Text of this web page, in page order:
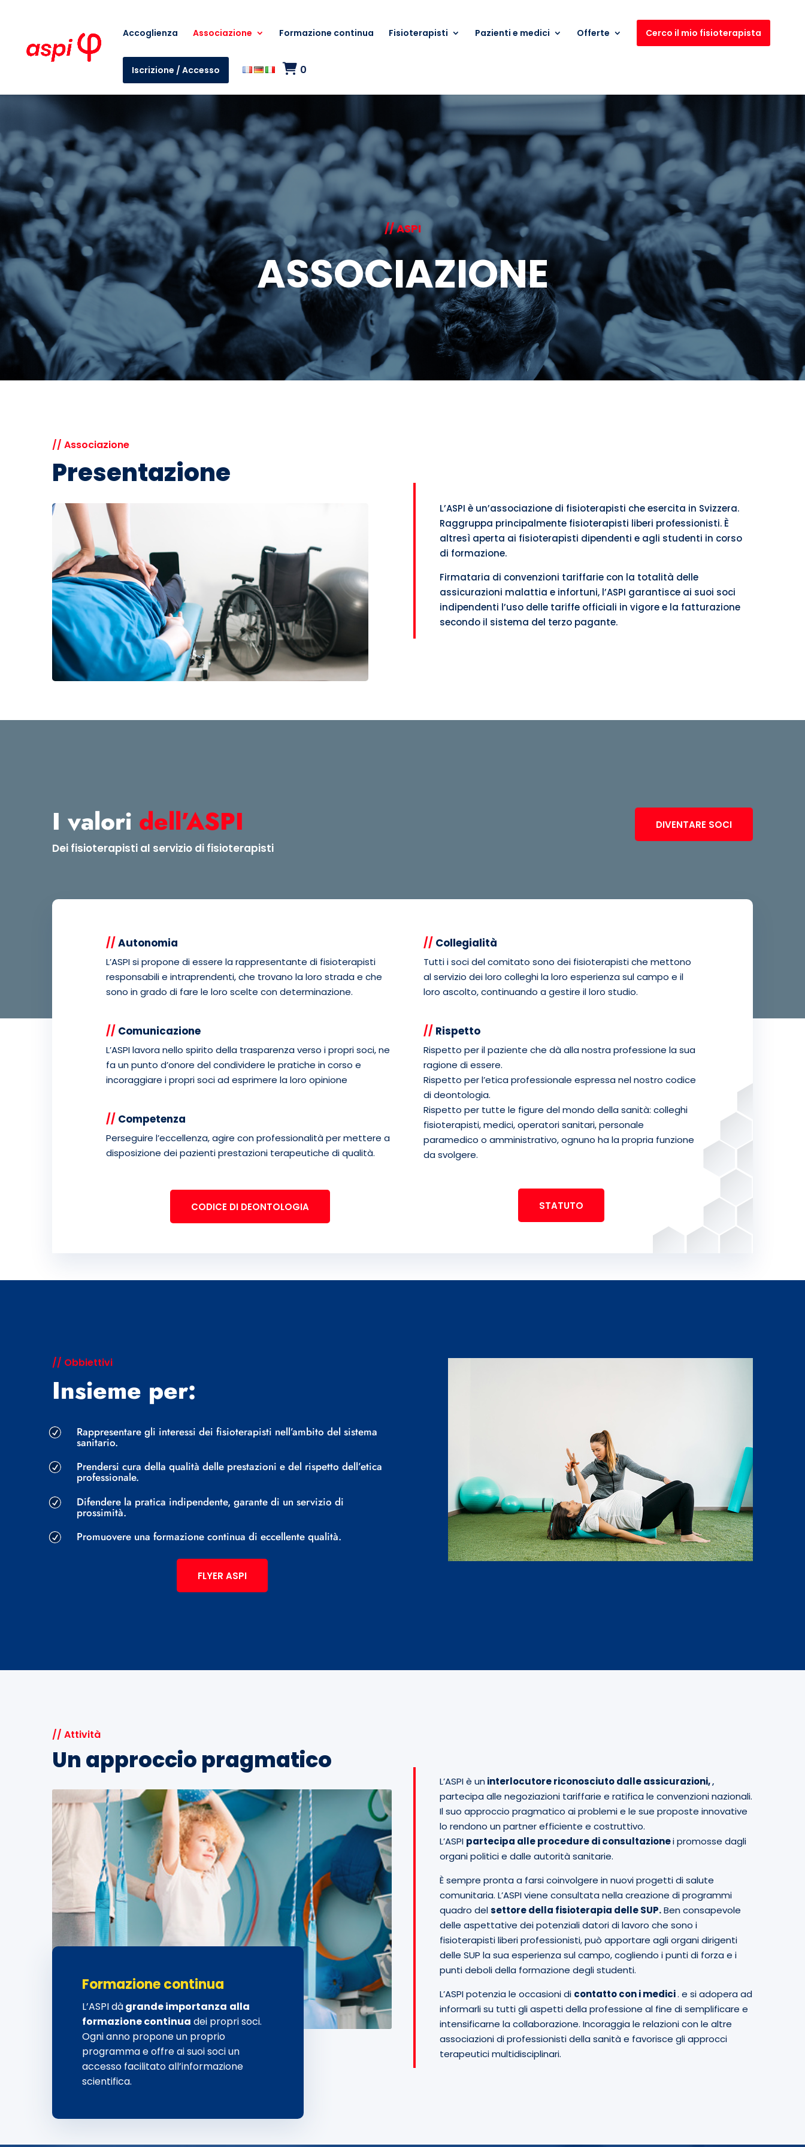
Accoglienza Associazione Formazione continua Fisioterapisti Pazienti e medici Offerte Cerco il mio fisioterapista
Iscrizione / Accesso 0
// ASPI
ASSOCIAZIONE
// Associazione
Presentazione
L’ASPI è un’associazione di fisioterapisti che esercita in Svizzera.
Raggruppa principalmente fisioterapisti liberi professionisti. È
altresì aperta ai fisioterapisti dipendenti e agli studenti in corso
di formazione.
Firmataria di convenzioni tariffarie con la totalità delle
assicurazioni malattia e infortuni, l’ASPI garantisce ai suoi soci
indipendenti l’uso delle tariffe officiali in vigore e la fatturazione
secondo il sistema del terzo pagante.
I valori dell’ASPI
Dei fisioterapisti al servizio di fisioterapisti
DIVENTARE SOCI
// Autonomia
L’ASPI si propone di essere la rappresentante di fisioterapisti
responsabili e intraprendenti, che trovano la loro strada e che
sono in grado di fare le loro scelte con determinazione.
// Comunicazione
L’ASPI lavora nello spirito della trasparenza verso i propri soci, ne
fa un punto d’onore del condividere le pratiche in corso e
incoraggiare i propri soci ad esprimere la loro opinione
// Competenza
Perseguire l’eccellenza, agire con professionalità per mettere a
disposizione dei pazienti prestazioni terapeutiche di qualità.
CODICE DI DEONTOLOGIA
// Collegialità
Tutti i soci del comitato sono dei fisioterapisti che mettono
al servizio dei loro colleghi la loro esperienza sul campo e il
loro ascolto, continuando a gestire il loro studio.
// Rispetto
Rispetto per il paziente che dà alla nostra professione la sua
ragione di essere.
Rispetto per l’etica professionale espressa nel nostro codice
di deontologia.
Rispetto per tutte le figure del mondo della sanità: colleghi
fisioterapisti, medici, operatori sanitari, personale
paramedico o amministrativo, ognuno ha la propria funzione
da svolgere.
STATUTO
// Obbiettivi
Insieme per:
R Rappresentare gli interessi dei fisioterapisti nell’ambito del sistema
sanitario.
R Prendersi cura della qualità delle prestazioni e del rispetto dell’etica
professionale.
R Difendere la pratica indipendente, garante di un servizio di
prossimità.
R Promuovere una formazione continua di eccellente qualità.
FLYER ASPI
// Attività
Un approccio pragmatico
Formazione continua
L’ASPI dàgrande importanza alla
formazione continua dei propri soci.
Ogni anno propone un proprio
programma e offre ai suoi soci un
accesso facilitato all’informazione
scientifica.
L’ASPI è un interlocutore riconosciuto dalle assicurazioni,,
partecipa alle negoziazioni tariffarie e ratifica le convenzioni nazionali.
Il suo approccio pragmatico ai problemi e le sue proposte innovative
lo rendono un partner efficiente e costruttivo.
L’ASPI partecipa alle procedure di consultazionei promosse dagli
organi politici e dalle autorità sanitarie.
È sempre pronta a farsi coinvolgere in nuovi progetti di salute
comunitaria. L’ASPI viene consultata nella creazione di programmi
quadro delsettore della fisioterapia delle SUP.Ben consapevole
delle aspettative dei potenziali datori di lavoro che sono i
fisioterapisti liberi professionisti, può apportare agli organi dirigenti
delle SUP la sua esperienza sul campo, cogliendo i punti di forza e i
punti deboli della formazione degli studenti.
L’ASPI potenzia le occasioni di contatto con i medici. e si adopera ad
informarli su tutti gli aspetti della professione al fine di semplificare e
intensificarne la collaborazione. Incoraggia le relazioni con le altre
associazioni di professionisti della sanità e favorisce gli approcci
terapeutici multidisciplinari.